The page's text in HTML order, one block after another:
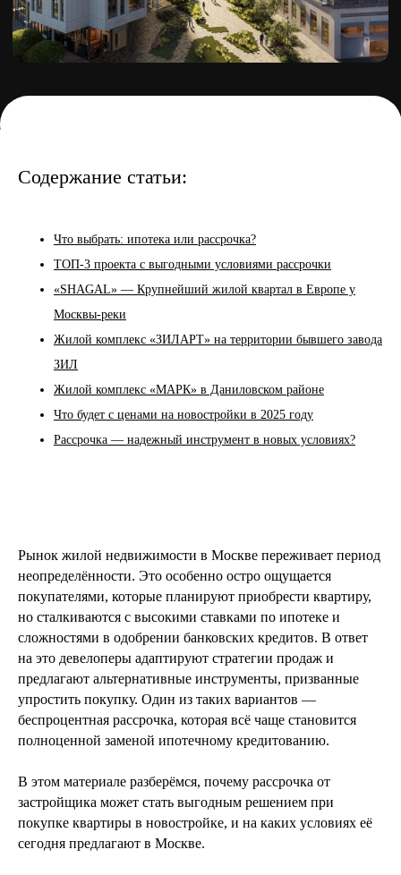
Содержание статьи:
Что выбрать: ипотека или рассрочка?
ТОП-3 проекта с выгодными условиями рассрочки
«SHAGAL» — Крупнейший жилой квартал в Европе у
Москвы-реки
Жилой комплекс «ЗИЛАРТ» на территории бывшего завода
ЗИЛ
Жилой комплекс «МАРК» в Даниловском районе
Что будет с ценами на новостройки в 2025 году
Рассрочка — надежный инструмент в новых условиях?
Рынок жилой недвижимости в Москве переживает период
неопределённости. Это особенно остро ощущается
покупателями, которые планируют приобрести квартиру,
но сталкиваются с высокими ставками по ипотеке и
сложностями в одобрении банковских кредитов. В ответ
на это девелоперы адаптируют стратегии продаж и
предлагают альтернативные инструменты, призванные
упростить покупку. Один из таких вариантов —
беспроцентная рассрочка, которая всё чаще становится
полноценной заменой ипотечному кредитованию.
В этом материале разберёмся, почему рассрочка от
застройщика может стать выгодным решением при
покупке квартиры в новостройке, и на каких условиях её
сегодня предлагают в Москве.